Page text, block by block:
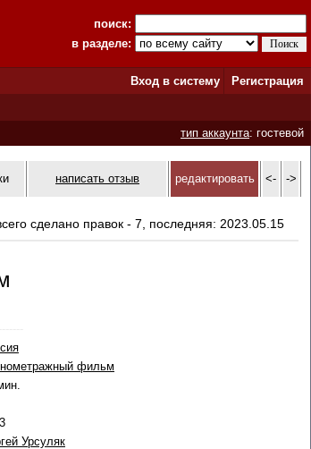
поиск:
в разделе:
Вход в систему
Регистрация
тип аккаунта: гостевой
написать отзыв редактировать <- ->
сделано правок - 7, последняя: 2023.05.15
фильм
Урсуляк